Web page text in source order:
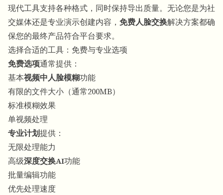
现代工具支持各种格式，同时保持导出质量。无论您是为社
交媒体还是专业演示创建内容， 免费人脸交换解决方案都确
保您的最终产品符合平台要求。
选择合适的工具：免费与专业选项
免费选项通常提供：
基本视频中人脸模糊功能
有限的文件大小（通常200MB）
标准模糊效果
单视频处理
专业计划提供：
无限处理能力
高级深度交换AI功能
批量编辑功能
优先处理速度